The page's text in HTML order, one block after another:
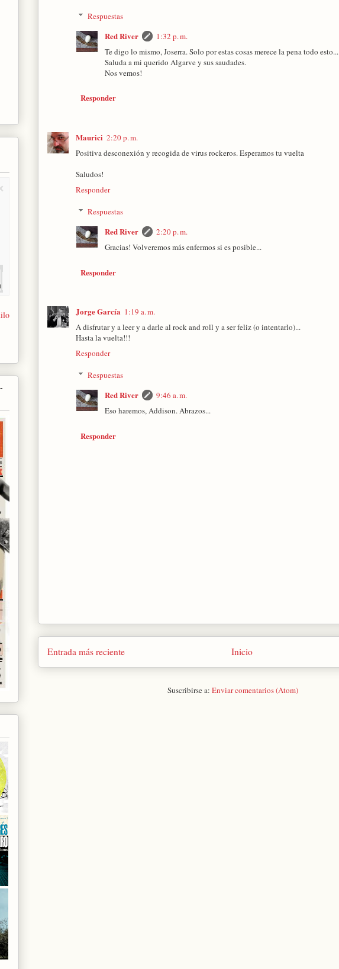
Respuestas
Red River
1:32 p. m.
Te digo lo mismo, Joserra. Solo por estas cosas merece la pena todo esto...
Saluda a mi querido Algarve y sus saudades.
Nos vemos!
Responder
Maurici 2:20 p. m.
Positiva desconexión y recogida de virus rockeros. Esperamos tu vuelta
Saludos!
Responder
Respuestas
Red River
2:20 p. m.
Gracias! Volveremos más enfermos si es posible...
Responder
Jorge García 1:19 a. m.
A disfrutar y a leer y a darle al rock and roll y a ser feliz (o intentarlo)...
Hasta la vuelta!!!
Responder
Respuestas
Red River
9:46 a. m.
Eso haremos, Addison. Abrazos...
Responder
Entrada más reciente Inicio
Suscribirse a: Enviar comentarios (Atom)